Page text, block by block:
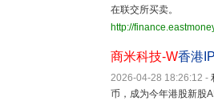
在联交所买卖。
http://
商米科技-W香港
2026-04-28 18:26:12 -
币，成为今年港股新股